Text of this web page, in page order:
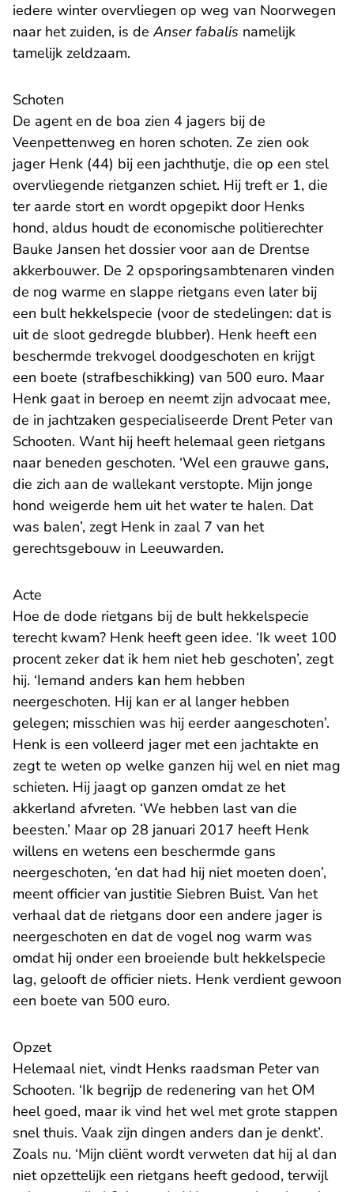
iedere winter overvliegen op weg van Noorwegen
naar het zuiden, is deAnser fabalis namelijk
tamelijk zeldzaam.
Schoten
De agent en de boa zien 4 jagers bij de
Veenpettenweg en horen schoten. Ze zien ook
jager Henk (44) bij een jachthutje, die op een stel
overvliegende rietganzen schiet. Hij treft er 1, die
ter aarde stort en wordt opgepikt door Henks
hond, aldus houdt de economische politierechter
Bauke Jansen het dossier voor aan de Drentse
akkerbouwer. De 2 opsporingsambtenaren vinden
de nog warme en slappe rietgans even later bij
een bult hekkelspecie (voor de stedelingen: dat is
uit de sloot gedregde blubber). Henk heeft een
beschermde trekvogel doodgeschoten en krijgt
een boete (strafbeschikking) van 500 euro. Maar
Henk gaat in beroep en neemt zijn advocaat mee,
de in jachtzaken gespecialiseerde Drent Peter van
Schooten. Want hij heeft helemaal geen rietgans
naar beneden geschoten. ‘Wel een grauwe gans,
die zich aan de wallekant verstopte. Mijn jonge
hond weigerde hem uit het water te halen. Dat
was balen’, zegt Henk in zaal 7 van het
gerechtsgebouw in Leeuwarden.
Acte
Hoe de dode rietgans bij de bult hekkelspecie
terecht kwam? Henk heeft geen idee. ‘Ik weet 100
procent zeker dat ik hem niet heb geschoten’, zegt
hij. ‘Iemand anders kan hem hebben
neergeschoten. Hij kan er al langer hebben
gelegen; misschien was hij eerder aangeschoten’.
Henk is een volleerd jager met een jachtakte en
zegt te weten op welke ganzen hij wel en niet mag
schieten. Hij jaagt op ganzen omdat ze het
akkerland afvreten. ‘We hebben last van die
beesten.’ Maar op 28 januari 2017 heeft Henk
willens en wetens een beschermde gans
neergeschoten, ‘en dat had hij niet moeten doen’,
meent officier van justitie Siebren Buist. Van het
verhaal dat de rietgans door een andere jager is
neergeschoten en dat de vogel nog warm was
omdat hij onder een broeiende bult hekkelspecie
lag, gelooft de officier niets. Henk verdient gewoon
een boete van 500 euro.
Opzet
Helemaal niet, vindt Henks raadsman Peter van
Schooten. ‘Ik begrijp de redenering van het OM
heel goed, maar ik vind het wel met grote stappen
snel thuis. Vaak zijn dingen anders dan je denkt’.
Zoals nu. ‘Mijn cliënt wordt verweten dat hij al dan
niet opzettelijk een rietgans heeft gedood, terwijl